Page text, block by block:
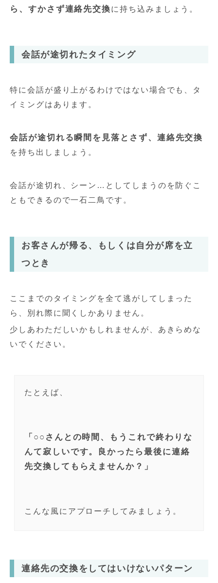
ら、すかさず連絡先交換に持ち込みましょう。
会話が途切れたタイミング
特に会話が盛り上がるわけではない場合でも、タ
イミングはあります。
会話が途切れる瞬間を見落とさず、連絡先交換
を持ち出しましょう。
会話が途切れ、シーン…としてしまうのを防ぐこ
ともできるので一石二鳥です。
お客さんが帰る、もしくは自分が席を立
つとき
ここまでのタイミングを全て逃がしてしまった
ら、別れ際に聞くしかありません。
少しあわただしいかもしれませんが、あきらめな
いでください。
たとえば、
「○○さんとの時間、もうこれで終わりな
んて寂しいです。良かったら最後に連絡
先交換してもらえませんか？」
こんな風にアプローチしてみましょう。
連絡先の交換をしてはいけないパターン